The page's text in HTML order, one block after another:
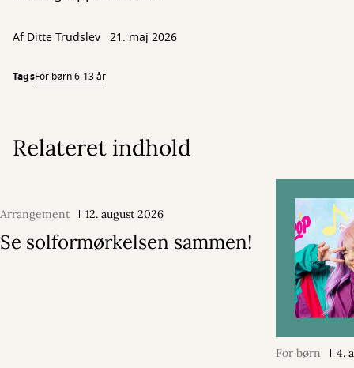
AfDitte Trudslev 21. maj 2026
TagsFor børn 6-13 år
Relateret indhold
Arrangement 12. august 2026
Se solformørkelsen sammen!
For børn 4.